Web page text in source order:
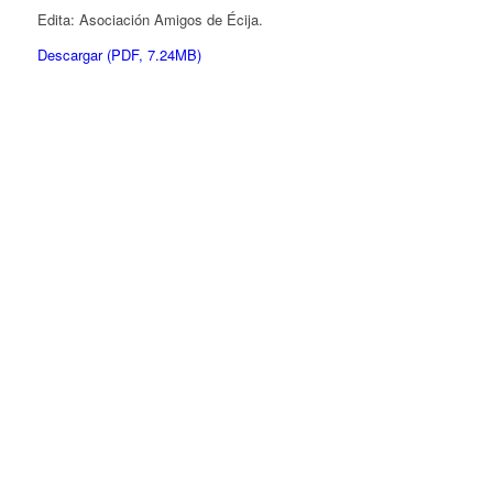
Edita: Asociación Amigos de Écija.
Descargar (PDF, 7.24MB)